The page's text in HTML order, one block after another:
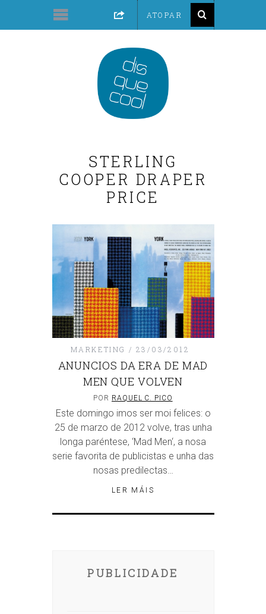
STERLING
COOPER DRAPER
PRICE
MARKETING 23/03/2012
ANUNCIOS DA ERA DE MAD
MEN QUE VOLVEN
POR RAQUEL C. PICO
Este domingo imos ser moi felices: o
25 de marzo de 2012 volve, tras unha
longa paréntese, ‘Mad Men‘, a nosa
serie favorita de publicistas e unha das
nosas predilectas…
LER MÁIS
PUBLICIDADE